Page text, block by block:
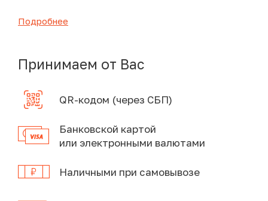
Подробнее
Принимаем от Вас
QR-кодом (через СБП)
Банковской картой
или электронными валютами
Наличными при самовывозе